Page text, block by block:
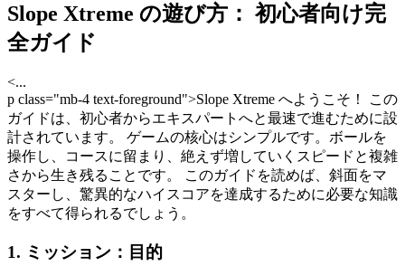
Slope Xtreme の遊び方： 初心者向け完
全ガイド
<...
p class="mb-4 text-foreground">Slope Xtreme へようこそ！ この
ガイドは、初心者からエキスパートへと最速で進むために設
計されています。 ゲームの核心はシンプルです。ボールを
操作し、コースに留まり、絶えず増していくスピードと複雑
さから生き残ることです。 このガイドを読めば、斜面をマ
スターし、驚異的なハイスコアを達成するために必要な知識
をすべて得られるでしょう。
1. ミッション：目的